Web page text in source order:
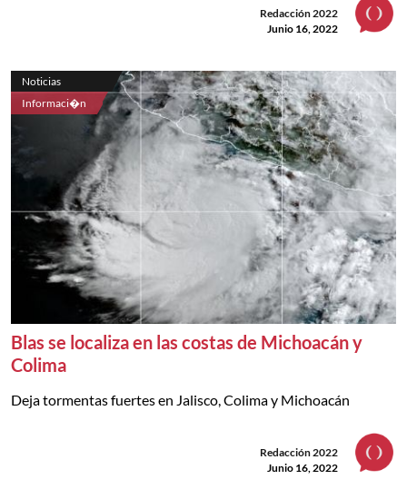
Redacción 2022
Junio 16, 2022
Noticias
Informaci�n
Blas se localiza en las costas de Michoacán y
Colima
Deja tormentas fuertes en Jalisco, Colima y Michoacán
Redacción 2022
Junio 16, 2022